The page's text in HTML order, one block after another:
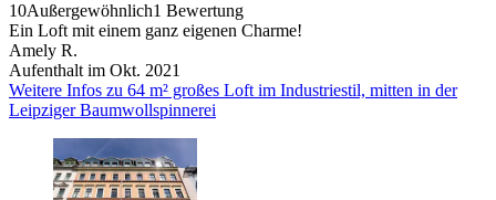
10Außergewöhnlich1 Bewertung
Ein Loft mit einem ganz eigenen Charme!
Amely R.
Aufenthalt im Okt. 2021
Weitere Infos zu 64 m² großes Loft im Industriestil, mitten in der
Leipziger Baumwollspinnerei